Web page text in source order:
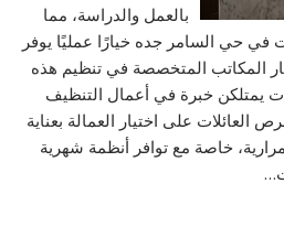
بالعمل والدراسة، مما
في حي السامر جده خيارًا عمليًا يوفر
المكاتب المتخصصة في تنظيم هذه
يمتلكن خبرة في أعمال التنظيف
العائلات على اختيار العمالة بعناية
خاصة مع توافر أنظمة شهرية